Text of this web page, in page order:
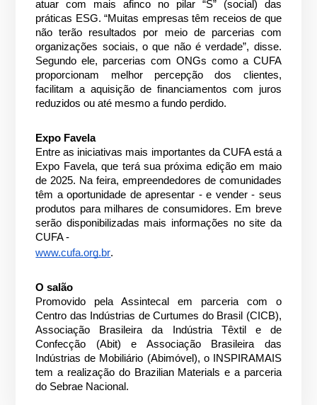
atuar com mais afinco no pilar “S” (social) das
práticas ESG. “Muitas empresas têm receios de que
não terão resultados por meio de parcerias com
organizações sociais, o que não é verdade”, disse.
Segundo ele, parcerias com ONGs como a CUFA
proporcionam melhor percepção dos clientes,
facilitam a aquisição de financiamentos com juros
reduzidos ou até mesmo a fundo perdido.
Expo Favela
Entre as iniciativas mais importantes da CUFA está a
Expo Favela, que terá sua próxima edição em maio
de 2025. Na feira, empreendedores de comunidades
têm a oportunidade de apresentar - e vender - seus
produtos para milhares de consumidores. Em breve
serão disponibilizadas mais informações no site da
CUFA -
www.cufa.org.br.
O salão
Promovido pela Assintecal em parceria com o
Centro das Indústrias de Curtumes do Brasil (CICB),
Associação Brasileira da Indústria Têxtil e de
Confecção (Abit) e Associação Brasileira das
Indústrias de Mobiliário (Abimóvel), o INSPIRAMAIS
tem a realização do Brazilian Materials e a parceria
do Sebrae Nacional.